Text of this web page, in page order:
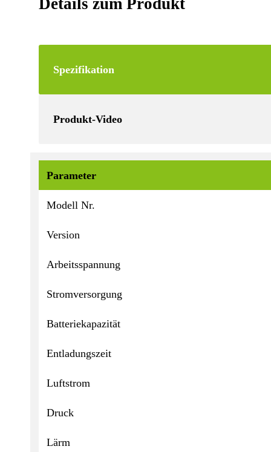
Details zum Produkt
Spezifikation
Produkt-Video
Parameter
Modell Nr.
Version
Arbeitsspannung
Stromversorgung
Batteriekapazität
Entladungszeit
Luftstrom
Druck
Lärm